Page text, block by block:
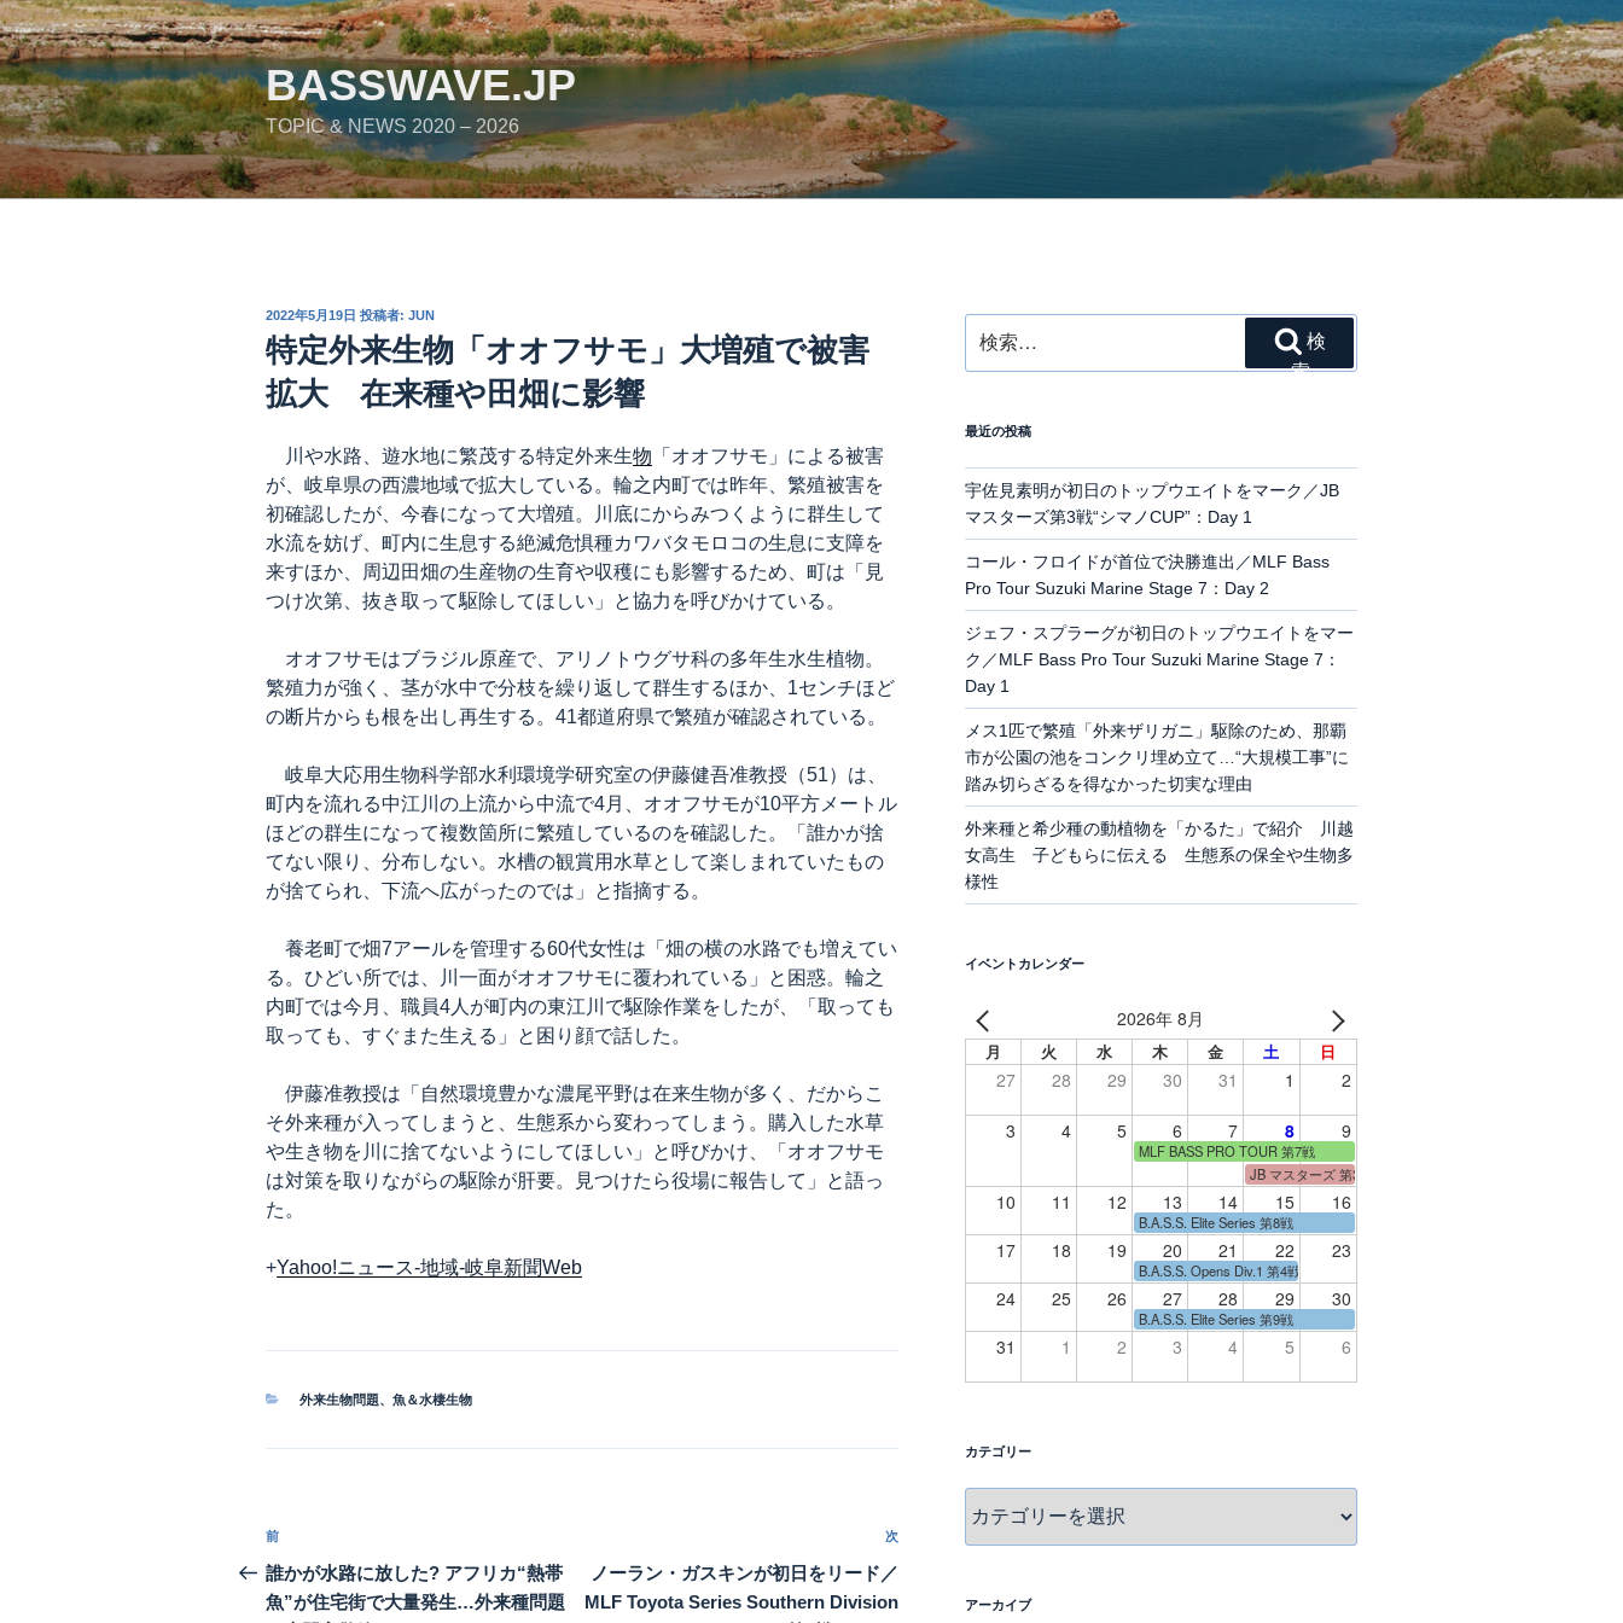
コ
ン
テ
ン
ツ
ス
BASSWAVE.JP
TOPIC & NEWS 2020 – 2026
投
稿
日:
2022年5月19日 投稿者: JUN
特定外来生物「オオフサモ」大増殖で被害
拡大 在来種や田畑に影響
川や水路、遊水地に繁茂する特定外来生物 「オオフサモ」による被害
が、岐阜県の西濃地域で拡大している。輪之内町では昨年、繁殖被害を
初確認したが、今春になって大増殖。川底にからみつくように群生して
水流を妨げ、町内に生息する絶滅危惧種カワバタモロコの生息に支障を
来すほか、周辺田畑の生産物の生育や収穫にも影響するため、町は「見
つけ次第、抜き取って駆除してほしい」と協力を呼びかけている。
オオフサモはブラジル原産で、アリノトウグサ科の多年生水生植物。
繁殖力が強く、茎が水中で分枝を繰り返して群生するほか、1センチほど
の断片からも根を出し再生する。41都道府県で繁殖が確認されている。
岐阜大応用生物科学部水利環境学研究室の伊藤健吾准教授（51）は、
町内を流れる中江川の上流から中流で4月、オオフサモが10平方メートル
ほどの群生になって複数箇所に繁殖しているのを確認した。「誰かが捨
てない限り、分布しない。水槽の観賞用水草として楽しまれていたもの
が捨てられ、下流へ広がったのでは」と指摘する。
養老町で畑7アールを管理する60代女性は「畑の横の水路でも増えてい
る。ひどい所では、川一面がオオフサモに覆われている」と困惑。輪之
内町では今月、職員4人が町内の東江川で駆除作業をしたが、「取っても
取っても、すぐまた生える」と困り顔で話した。
伊藤准教授は「自然環境豊かな濃尾平野は在来生物が多く、だからこ
そ外来種が入ってしまうと、生態系から変わってしまう。購入した水草
や生き物を川に捨てないようにしてほしい」と呼びかけ、「オオフサモ
は対策を取りながらの駆除が肝要。見つけたら役場に報告して」と語っ
た。
+Yahoo!ニュース-地域-岐阜新聞Web
カ
外来生物問題、 魚＆水棲生物
投
稿
ナ
前
の
投
前
誰かが水路に放した? アフリカ“熱帯
魚”が住宅街で大量発生…外来種問題
次
投
次
ノーラン・ガスキンが初日をリード／
MLF Toyota Series Southern Division
索:
索
最近の投稿
宇佐見素明が初日のトップウエイトをマーク／JB
マスターズ第3戦“シマノCUP”：Day 1
コール・フロイドが首位で決勝進出／MLF Bass
Pro Tour Suzuki Marine Stage 7：Day 2
ジェフ・スプラーグが初日のトップウエイトをマー
ク／MLF Bass Pro Tour Suzuki Marine Stage 7：
Day 1
メス1匹で繁殖「外来ザリガニ」駆除のため、那覇
市が公園の池をコンクリ埋め立て…“大規模工事”に
踏み切らざるを得なかった切実な理由
外来種と希少種の動植物を「かるた」で紹介 川越
女高生 子どもらに伝える 生態系の保全や生物多
様性
イベントカレンダー
2026年 8月
月 火 水 木 金 土 日
27 28 29 30 31 1 2
3 4 5 6 7 8 9
MLF BASS PRO TOUR 第7戦
JB マスターズ 第3戦
10 11 12 13 14 15 16
B.A.S.S. Elite Series 第8戦
17 18 19 20 21 22 23
B.A.S.S. Opens Div.1 第4戦
24 25 26 27 28 29 30
B.A.S.S. Elite Series 第9戦
31 1 2 3 4 5 6
カテゴリー
テ
ー
アーカイブ